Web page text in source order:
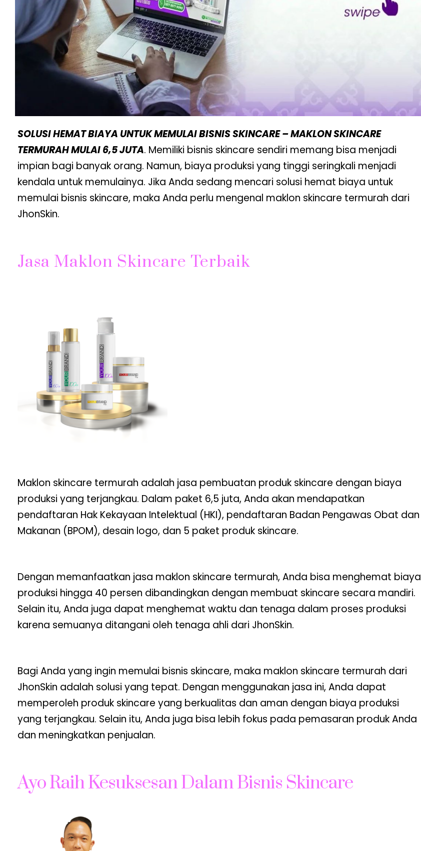
SOLUSI HEMAT BIAYA UNTUK MEMULAI BISNIS SKINCARE – MAKLON SKINCARE
TERMURAH MULAI 6,5 JUTA. Memiliki bisnis skincare sendiri memang bisa menjadi
impian bagi banyak orang. Namun, biaya produksi yang tinggi seringkali menjadi
kendala untuk memulainya. Jika Anda sedang mencari solusi hemat biaya untuk
memulai bisnis skincare, maka Anda perlu mengenal maklon skincare termurah dari
JhonSkin.
Jasa Maklon Skincare Terbaik
Maklon skincare termurah adalah jasa pembuatan produk skincare dengan biaya
produksi yang terjangkau. Dalam paket 6,5 juta, Anda akan mendapatkan
pendaftaran Hak Kekayaan Intelektual (HKI), pendaftaran Badan Pengawas Obat dan
Makanan (BPOM), desain logo, dan 5 paket produk skincare.
Dengan memanfaatkan jasa maklon skincare termurah, Anda bisa menghemat biaya
produksi hingga 40 persen dibandingkan dengan membuat skincare secara mandiri.
Selain itu, Anda juga dapat menghemat waktu dan tenaga dalam proses produksi
karena semuanya ditangani oleh tenaga ahli dari JhonSkin.
Bagi Anda yang ingin memulai bisnis skincare, maka maklon skincare termurah dari
JhonSkin adalah solusi yang tepat. Dengan menggunakan jasa ini, Anda dapat
memperoleh produk skincare yang berkualitas dan aman dengan biaya produksi
yang terjangkau. Selain itu, Anda juga bisa lebih fokus pada pemasaran produk Anda
dan meningkatkan penjualan.
Ayo Raih Kesuksesan Dalam Bisnis Skincare